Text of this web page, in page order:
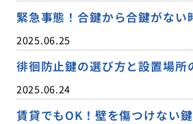
緊急事態！合鍵から合鍵がない
2025.06.25
徘徊防止鍵の選び方と設置場所
2025.06.24
賃貸でもOK！壁を傷つけない